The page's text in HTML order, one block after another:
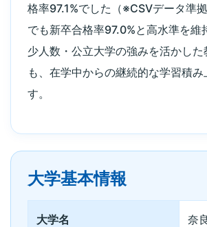
格率97.1%でした（※CSVデータ準
でも新卒合格率97.0%と高水準を維
少人数・公立大学の強みを活かし
も、在学中からの継続的な学習積
す。
大学基本情報
大学名 奈